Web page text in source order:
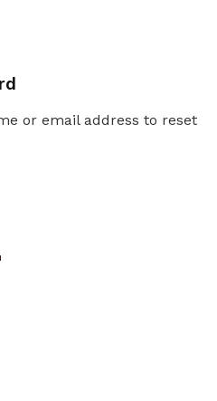
or email address to reset